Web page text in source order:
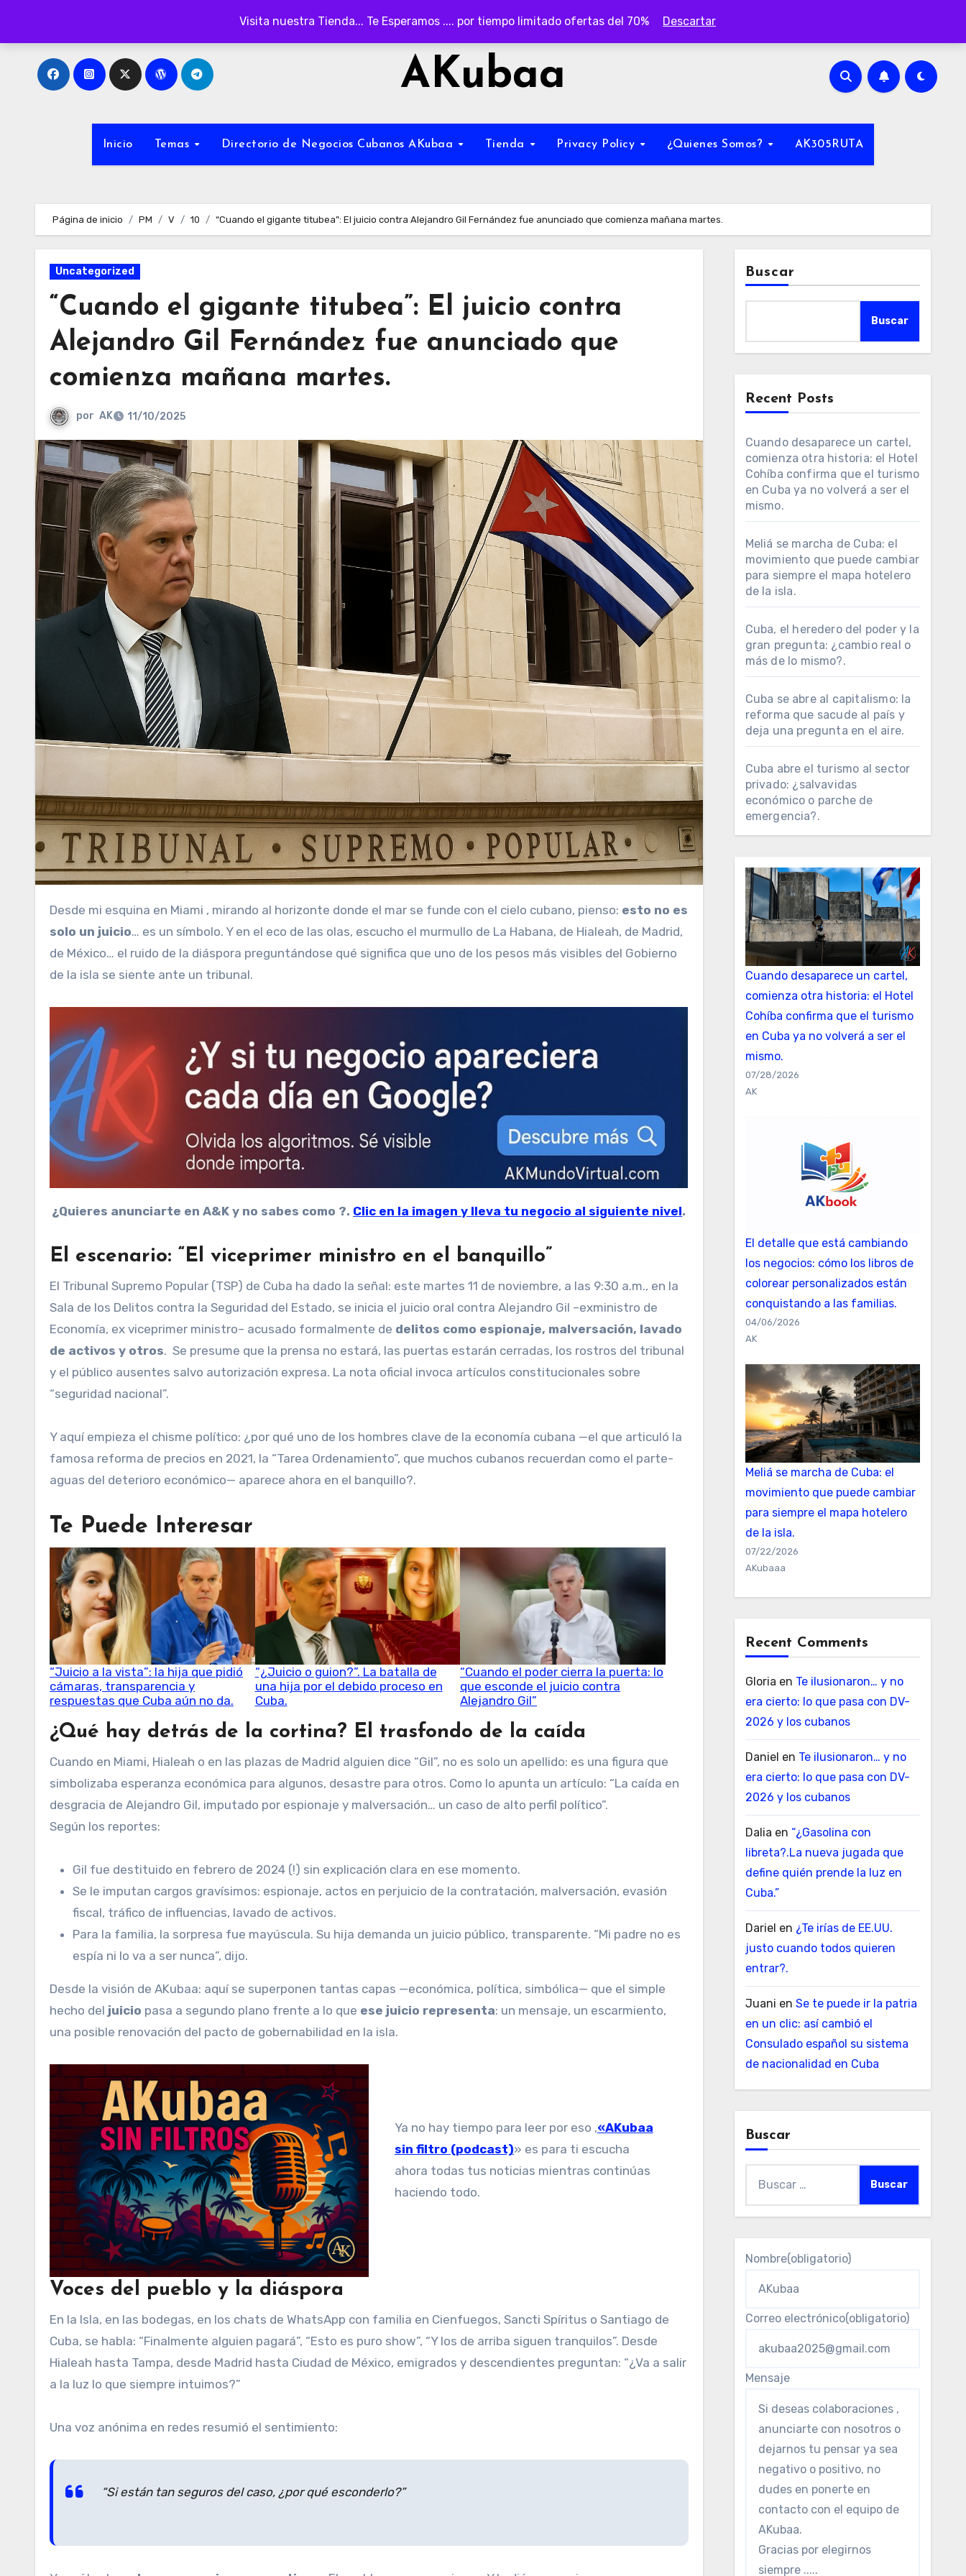
Visita nuestra Tienda... Te Esperamos .... por tiempo limitado ofertas del 70% Descartar
AKubaa
Inicio Temas Directorio de Negocios Cubanos AKubaa Tienda Privacy Policy ¿Quienes Somos? AK305RUTA
Página de inicio PM V 10 “Cuando el gigante titubea”: El juicio contra Alejandro Gil Fernández fue anunciado que comienza mañana martes.
Uncategorized
“Cuando el gigante titubea”: El juicio contra
Alejandro Gil Fernández fue anunciado que
comienza mañana martes.
por AK 11/10/2025
Desde mi esquina en Miami , mirando al horizonte donde el mar se funde con el cielo cubano, pienso: esto no es
solo un juicio… es un símbolo. Y en el eco de las olas, escucho el murmullo de La Habana, de Hialeah, de Madrid,
de México… el ruido de la diáspora preguntándose qué significa que uno de los pesos más visibles del Gobierno
de la isla se siente ante un tribunal.
¿Quieres anunciarte en A&K y no sabes como ?. Clic en la imagen y lleva tu negocio al siguiente nivel.
El escenario: “El viceprimer ministro en el banquillo”
El Tribunal Supremo Popular (TSP) de Cuba ha dado la señal: este martes 11 de noviembre, a las 9:30 a.m., en la
Sala de los Delitos contra la Seguridad del Estado, se inicia el juicio oral contra Alejandro Gil –exministro de
Economía, ex viceprimer ministro– acusado formalmente de delitos como espionaje, malversación, lavado
de activos y otros. Se presume que la prensa no estará, las puertas estarán cerradas, los rostros del tribunal
y el público ausentes salvo autorización expresa. La nota oficial invoca artículos constitucionales sobre
“seguridad nacional”.
Y aquí empieza el chisme político: ¿por qué uno de los hombres clave de la economía cubana —el que articuló la
famosa reforma de precios en 2021, la “Tarea Ordenamiento”, que muchos cubanos recuerdan como el parte-
aguas del deterioro económico— aparece ahora en el banquillo?.
Te Puede Interesar
“Juicio a la vista”: la hija que pidió
cámaras, transparencia y
respuestas que Cuba aún no da.
“¿Juicio o guion?”. La batalla de
una hija por el debido proceso en
Cuba.
“Cuando el poder cierra la puerta: lo
que esconde el juicio contra
Alejandro Gil”
¿Qué hay detrás de la cortina? El trasfondo de la caída
Cuando en Miami, Hialeah o en las plazas de Madrid alguien dice “Gil”, no es solo un apellido: es una figura que
simbolizaba esperanza económica para algunos, desastre para otros. Como lo apunta un artículo: “La caída en
desgracia de Alejandro Gil, imputado por espionaje y malversación… un caso de alto perfil político”.
Según los reportes:
Gil fue destituido en febrero de 2024 (!) sin explicación clara en ese momento.
Se le imputan cargos gravísimos: espionaje, actos en perjuicio de la contratación, malversación, evasión
fiscal, tráfico de influencias, lavado de activos.
Para la familia, la sorpresa fue mayúscula. Su hija demanda un juicio público, transparente. “Mi padre no es
espía ni lo va a ser nunca”, dijo.
Desde la visión de AKubaa: aquí se superponen tantas capas —económica, política, simbólica— que el simple
hecho del juicio pasa a segundo plano frente a lo que ese juicio representa: un mensaje, un escarmiento,
una posible renovación del pacto de gobernabilidad en la isla.
Ya no hay tiempo para leer por eso ,«AKubaa
sin filtro (podcast)» es para ti escucha
ahora todas tus noticias mientras continúas
haciendo todo.
Voces del pueblo y la diáspora
En la Isla, en las bodegas, en los chats de WhatsApp con familia en Cienfuegos, Sancti Spíritus o Santiago de
Cuba, se habla: “Finalmente alguien pagará”, “Esto es puro show”, “Y los de arriba siguen tranquilos”. Desde
Hialeah hasta Tampa, desde Madrid hasta Ciudad de México, emigrados y descendientes preguntan: “¿Va a salir
a la luz lo que siempre intuimos?”
Una voz anónima en redes resumió el sentimiento:
“Si están tan seguros del caso, ¿por qué esconderlo?”
Buscar
Buscar
Recent Posts
Cuando desaparece un cartel,
comienza otra historia: el Hotel
Cohíba confirma que el turismo
en Cuba ya no volverá a ser el
mismo.
Meliá se marcha de Cuba: el
movimiento que puede cambiar
para siempre el mapa hotelero
de la isla.
Cuba, el heredero del poder y la
gran pregunta: ¿cambio real o
más de lo mismo?.
Cuba se abre al capitalismo: la
reforma que sacude al país y
deja una pregunta en el aire.
Cuba abre el turismo al sector
privado: ¿salvavidas
económico o parche de
emergencia?.
Cuando desaparece un cartel,
comienza otra historia: el Hotel
Cohíba confirma que el turismo
en Cuba ya no volverá a ser el
mismo.
07/28/2026
AK
El detalle que está cambiando
los negocios: cómo los libros de
colorear personalizados están
conquistando a las familias.
04/06/2026
AK
Meliá se marcha de Cuba: el
movimiento que puede cambiar
para siempre el mapa hotelero
de la isla.
07/22/2026
AKubaaa
Recent Comments
Gloria en Te ilusionaron… y no
era cierto: lo que pasa con DV-
2026 y los cubanos
Daniel en Te ilusionaron… y no
era cierto: lo que pasa con DV-
2026 y los cubanos
Dalia en “¿Gasolina con
libreta?.La nueva jugada que
define quién prende la luz en
Cuba.”
Dariel en ¿Te irías de EE.UU.
justo cuando todos quieren
entrar?.
Juani en Se te puede ir la patria
en un clic: así cambió el
Consulado español su sistema
de nacionalidad en Cuba
Buscar
Nombre(obligatorio)
Correo electrónico(obligatorio)
Mensaje